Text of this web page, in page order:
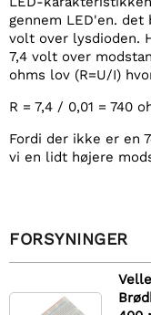
gennem LED'en.
volt over lysdioden.
7,4 volt over
ohms lov (R=U/I)
R = 7,4 / 0,01 = 740
Fordi der ikke er en
vi en lidt højere
FORSYNINGER